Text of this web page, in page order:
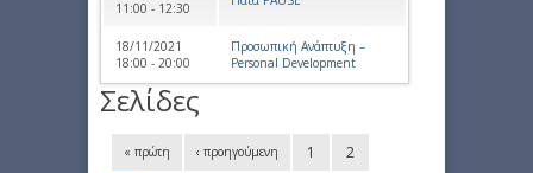
11:00 - 12:30
18/11/2021
18:00 - 20:00
Προσωπική Ανάπτυξη –
Personal Development
Σελίδες
« πρώτη ‹ προηγούμενη 1 2